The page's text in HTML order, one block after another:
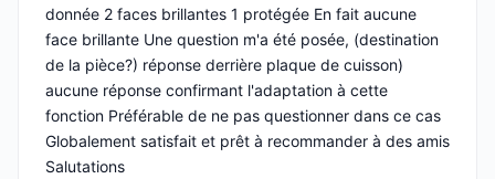
donnée 2 faces brillantes 1 protégée En fait aucune
face brillante Une question m'a été posée, (destination
de la pièce?) réponse derrière plaque de cuisson)
aucune réponse confirmant l'adaptation à cette
fonction Préférable de ne pas questionner dans ce cas
Globalement satisfait et prêt à recommander à des amis
Salutations